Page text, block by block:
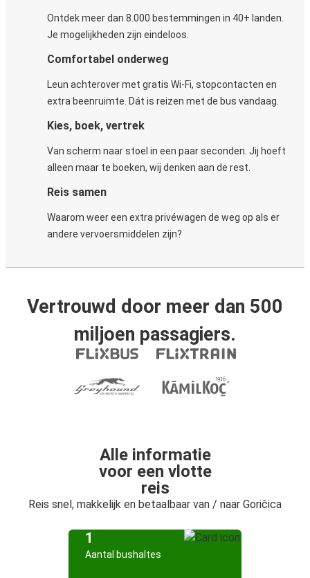
Ontdek meer dan 8.000 bestemmingen in 40+ landen.
Je mogelijkheden zijn eindeloos.
Comfortabel onderweg
Leun achterover met gratis Wi-Fi, stopcontacten en
extra beenruimte. Dát is reizen met de bus vandaag.
Kies, boek, vertrek
Van scherm naar stoel in een paar seconden. Jij hoeft
alleen maar te boeken, wij denken aan de rest.
Reis samen
Waarom weer een extra privéwagen de weg op als er
andere vervoersmiddelen zijn?
Vertrouwd door meer dan 500
miljoen passagiers.
Alle informatie
voor een vlotte
reis
Reis snel, makkelijk en betaalbaar van / naar Goričica
1
Aantal bushaltes